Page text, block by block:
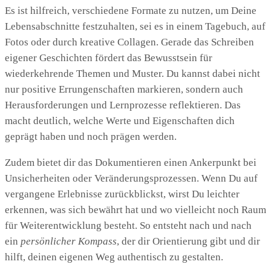
Es ist hilfreich, verschiedene Formate zu nutzen, um Deine
Lebensabschnitte festzuhalten, sei es in einem Tagebuch, auf
Fotos oder durch kreative Collagen. Gerade das Schreiben
eigener Geschichten fördert das Bewusstsein für
wiederkehrende Themen und Muster. Du kannst dabei nicht
nur positive Errungenschaften markieren, sondern auch
Herausforderungen und Lernprozesse reflektieren. Das
macht deutlich, welche Werte und Eigenschaften dich
geprägt haben und noch prägen werden.
Zudem bietet dir das Dokumentieren einen Ankerpunkt bei
Unsicherheiten oder Veränderungsprozessen. Wenn Du auf
vergangene Erlebnisse zurückblickst, wirst Du leichter
erkennen, was sich bewährt hat und wo vielleicht noch Raum
für Weiterentwicklung besteht. So entsteht nach und nach
ein persönlicher Kompass, der dir Orientierung gibt und dir
hilft, deinen eigenen Weg authentisch zu gestalten.